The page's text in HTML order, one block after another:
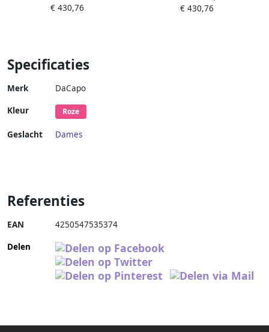
cm groen 48 cm
€ 430,76
cm lila 48 cm
€ 430,76
Specificaties
Merk DaCapo
Kleur Roze
Geslacht Dames
Referenties
EAN 4250547535374
Delen